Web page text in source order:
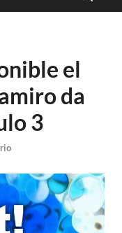
el
da
3